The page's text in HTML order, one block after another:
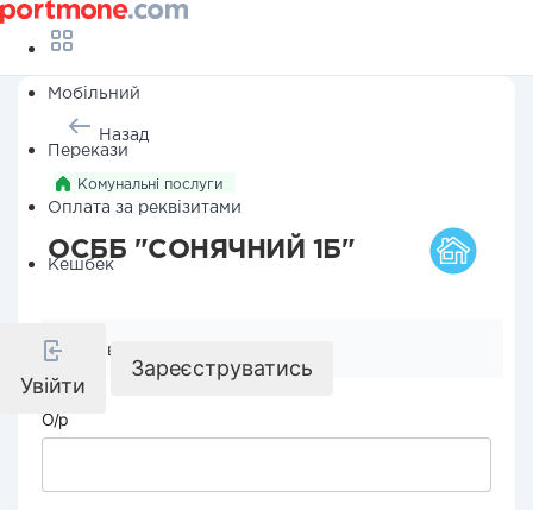
Мобільний
Перекази
Оплата за реквізитами
Кешбек
Увійти
Зареєструватись
Назад
Комунальні послуги
ОСББ "СОНЯЧНИЙ 1Б"
Реквізити компанії
О/р